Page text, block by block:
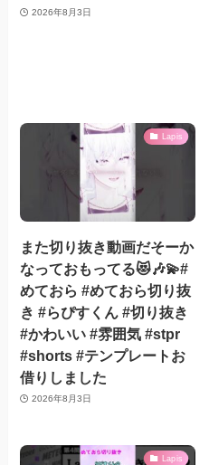
2026年8月3日
Lapis
また切り抜き動画だそーか
なっておもってる😻🎶💫#
めておら #めておら切り抜
き #らぴすくん #切り抜き
#かわいい #雰囲気 #stpr
#shorts #テンプレートお
借りしました
2026年8月3日
Lapis